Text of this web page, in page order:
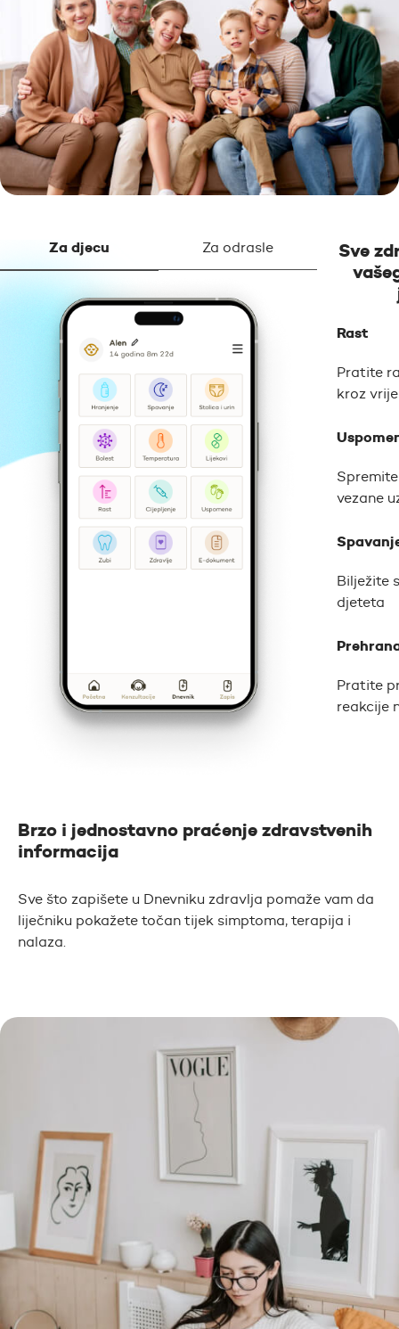
Za djecu Za odrasle
Sve
Rast
Pratite
kroz
vezane
Bilježite
djeteta
Pratite
reakcije
Brzo i jednostavno praćenje zdravstvenih
informacija
Sve što zapišete u Dnevniku zdravlja pomaže vam da
liječniku pokažete točan tijek simptoma, terapija i
nalaza.